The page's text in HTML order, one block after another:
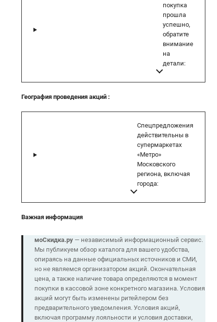
покупка
прошла
успешно,
обратите
внимание
на
детали:
География проведения акций :
Спецпредложения
действительны в
супермаркетах
«Метро»
Московского
региона, включая
города:
Важная информация
моСкидка.ру— независимый информационный сервис.
Мы публикуем обзор каталога для вашего удобства,
опираясь на данные официальных источников и СМИ,
но не являемся организатором акций. Окончательная
цена, а также наличие товара определяются в момент
покупки в кассовой зоне конкретного магазина. Условия
акций могут быть изменены ритейлером без
предварительного уведомления. Условия акций,
включая программу лояльности и условия доставки,